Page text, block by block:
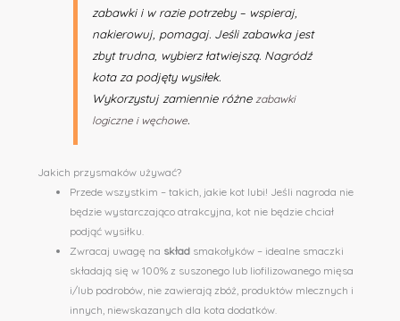
zabawki i w razie potrzeby – wspieraj,
nakierowuj, pomagaj. Jeśli zabawka jest
zbyt trudna, wybierz łatwiejszą. Nagródź
kota za podjęty wysiłek.
Wykorzystuj zamiennie różne zabawki
logiczne i węchowe.
Jakich przysmaków używać?
Przede wszystkim – takich, jakie kot lubi! Jeśli nagroda nie
będzie wystarczająco atrakcyjna, kot nie będzie chciał
podjąć wysiłku.
Zwracaj uwagę na skład smakołyków – idealne smaczki
składają się w 100% z suszonego lub liofilizowanego mięsa
i/lub podrobów, nie zawierają zbóż, produktów mlecznych i
innych, niewskazanych dla kota dodatków.